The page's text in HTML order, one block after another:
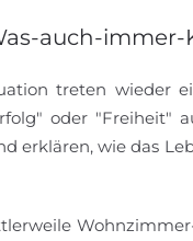
auch-immer-
treten wieder
oder
erklären, wie das